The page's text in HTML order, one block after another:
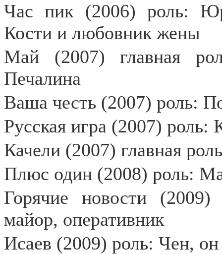
Час пик (2006) роль:
Кости и любовник жены
Май (2007) главная
Печалина
Ваша честь (2007) роль:
Русская игра (2007) роль:
Качели (2007) главная
Плюс один (2008) роль:
Горячие новости
майор, оперативник
Исаев (2009) роль: Чен,